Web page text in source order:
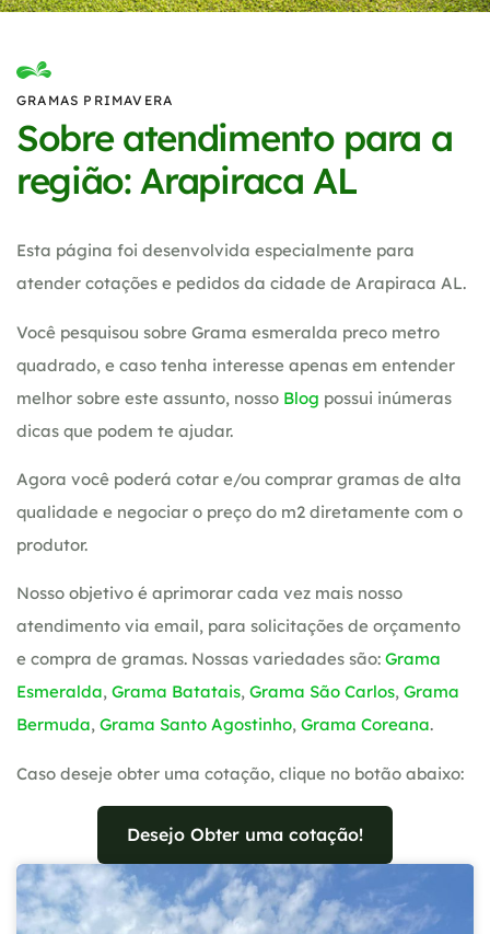
GRAMAS PRIMAVERA
Sobre atendimento para a
região: Arapiraca AL
Esta página foi desenvolvida especialmente para
atender cotações e pedidos da cidade de Arapiraca AL.
Você pesquisou sobre Grama esmeralda preco metro
quadrado, e caso tenha interesse apenas em entender
melhor sobre este assunto, nosso Blog possui inúmeras
dicas que podem te ajudar.
Agora você poderá cotar e/ou comprar gramas de alta
qualidade e negociar o preço do m2 diretamente com o
produtor.
Nosso objetivo é aprimorar cada vez mais nosso
atendimento via email, para solicitações de orçamento
e compra de gramas. Nossas variedades são: Grama
Esmeralda, Grama Batatais, Grama São Carlos, Grama
Bermuda, Grama Santo Agostinho, Grama Coreana.
Caso deseje obter uma cotação, clique no botão abaixo:
Desejo Obter uma cotação!